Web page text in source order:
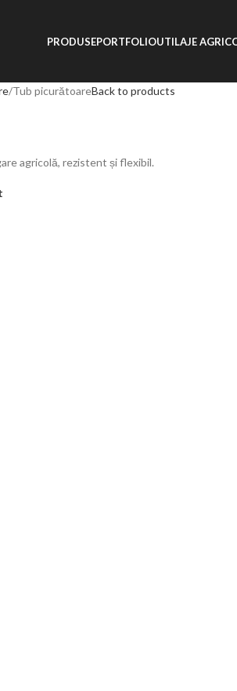
PRODUSEPORTFOLIOUTILAJE
Tub picurătoareBack to products
agricolă, rezistent și flexibil.